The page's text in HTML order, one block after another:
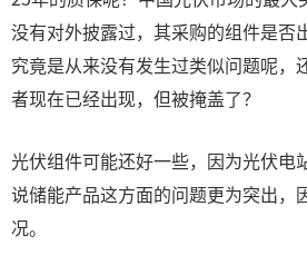
没有对外披露过，其采购的组件是否
究竟是从来没有发生过类似问题呢，
者现在已经出现，但被掩盖了？
光伏组件可能还好一些，因为光伏电
说储能产品这方面的问题更为突出，
况。